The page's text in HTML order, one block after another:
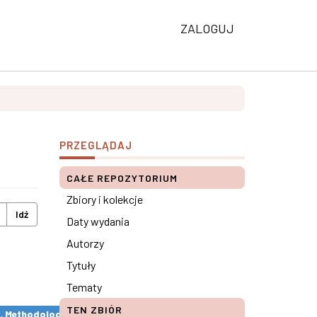
ZALOGUJ
Idź
remarks ×
PRZEGLĄDAJ
CAŁE REPOZYTORIUM
Zbiory i kolekcje
Daty wydania
Autorzy
Tytuły
Tematy
TEN ZBIÓR